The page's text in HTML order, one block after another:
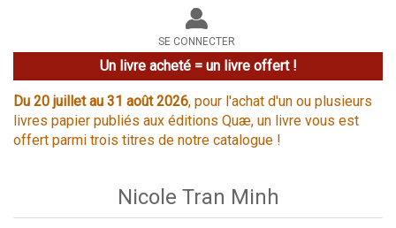
le
site
SE CONNECTER
Un livre acheté = un livre offert !
Du 20 juillet au 31 août 2026, pour l'achat d'un ou plusieurs
livres papier publiés aux éditions Quæ, un livre vous est
offert parmi trois titres de notre catalogue !
Nicole Tran Minh